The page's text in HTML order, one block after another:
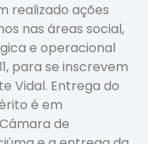
realizado ações
nas áreas social,
e operacional
para se inscrevem
Vidal. Entrega do
é em
de